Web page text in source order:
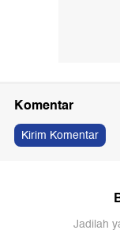
Komentar
Kirim Komentar
Jadilah